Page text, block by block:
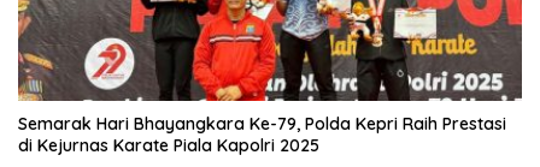
Semarak Hari Bhayangkara Ke-79, Polda Kepri Raih Prestasi
di Kejurnas Karate Piala Kapolri 2025